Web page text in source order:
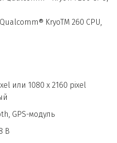
или 1080 х 2160 pixel
GPS-модуль
В